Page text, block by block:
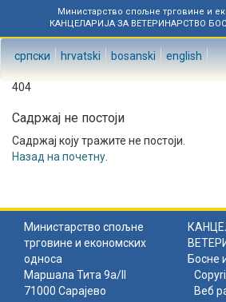
Министарство спољне трговине и
КАНЦЕЛАРИЈА ЗА ВЕТЕРИНАРСТВО
српски hrvatski bosanski english
404
Садржај не постоји
Садржај коју тражите не постоји.
Назад на почетну
Министарство спољне
трговине и економских
односа
Босне
Маршала Тита 9а/II
71000 Сарајево
Веб